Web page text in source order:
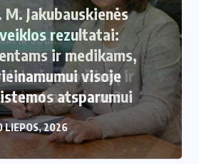
Jakubauskienės
rezultatai:
ir medikams,
visoje
atsparumui
LIEPOS, 2026